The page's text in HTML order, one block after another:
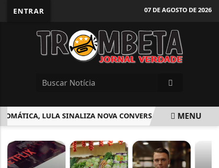
ENTRAR 07 DE AGOSTO DE 2026
LULA SINALIZA NOVA CONVERSA COM TRUMP
MENU